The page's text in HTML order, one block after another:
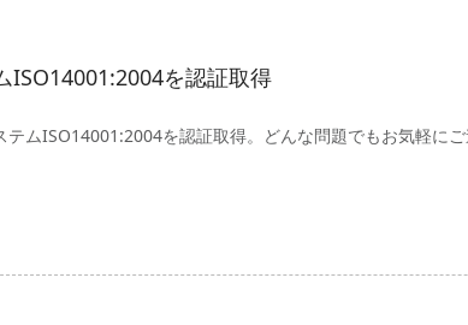
ISO14001:2004を認証取得
ムISO14001:2004を認証取得。どんな問題でもお気軽に